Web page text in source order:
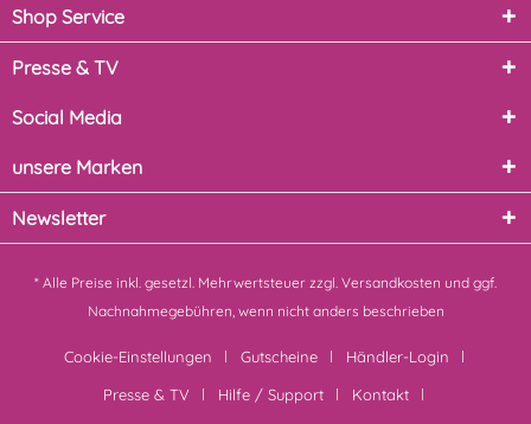
Shop Service
Presse & TV
Social Media
unsere Marken
Newsletter
* Alle Preise inkl. gesetzl. Mehrwertsteuer zzgl. Versandkosten und ggf.
Nachnahmegebühren, wenn nicht anders beschrieben
Cookie-Einstellungen Gutscheine
Händler-Login
Presse & TV
Hilfe / Support
Kontakt